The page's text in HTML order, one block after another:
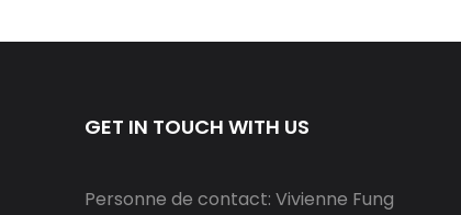
GET IN TOUCH WITH US
Personne de contact: Vivienne Fung